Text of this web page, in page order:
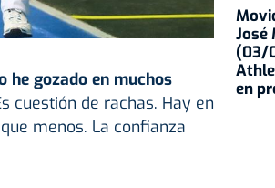
he gozado en muchos
cuestión de rachas. Hay en
menos. La confianza
José
(03/
en